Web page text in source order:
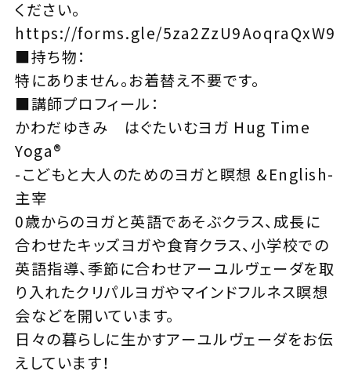
ください。
https://forms.gle/5za2ZzU9AoqraQxW9
■持ち物：
特にありません。お着替え不要です。
■講師プロフィール：
かわだゆきみ はぐたいむヨガ Hug Time
Yoga®︎
-こどもと大人のためのヨガと瞑想 &English-
主宰
0歳からのヨガと英語であそぶクラス、成長に
合わせたキッズヨガや食育クラス、小学校での
英語指導、季節に合わせアーユルヴェーダを取
り入れたクリパルヨガやマインドフルネス瞑想
会などを開いています。
日々の暮らしに生かすアーユルヴェーダをお伝
えしています！